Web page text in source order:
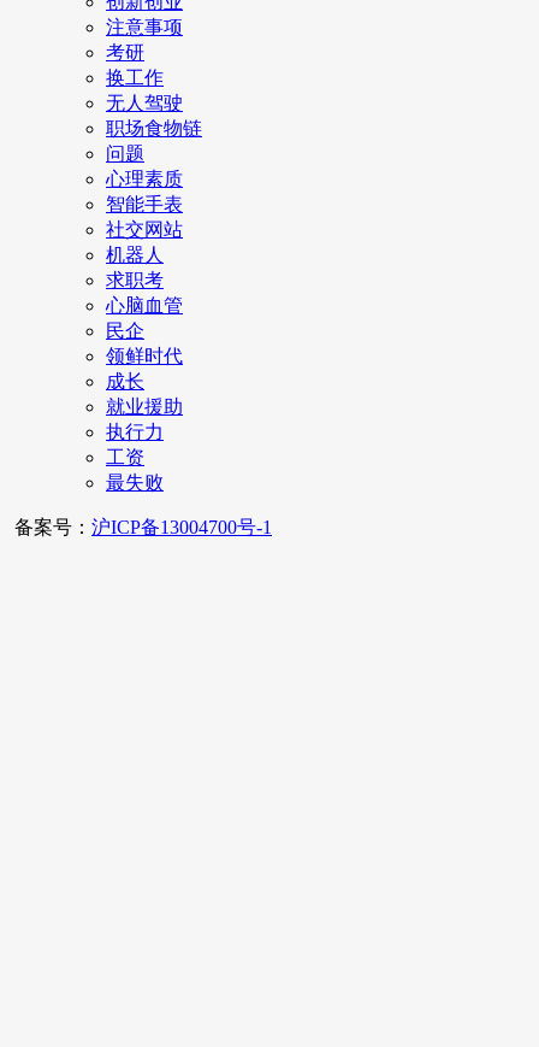
注意事项
考研
换工作
无人驾驶
职场食物链
问题
心理素质
智能手表
社交网站
机器人
求职考
心脑血管
民企
领鲜时代
成长
就业援助
执行力
工资
最失败
备案号： 沪ICP备13004700号-1